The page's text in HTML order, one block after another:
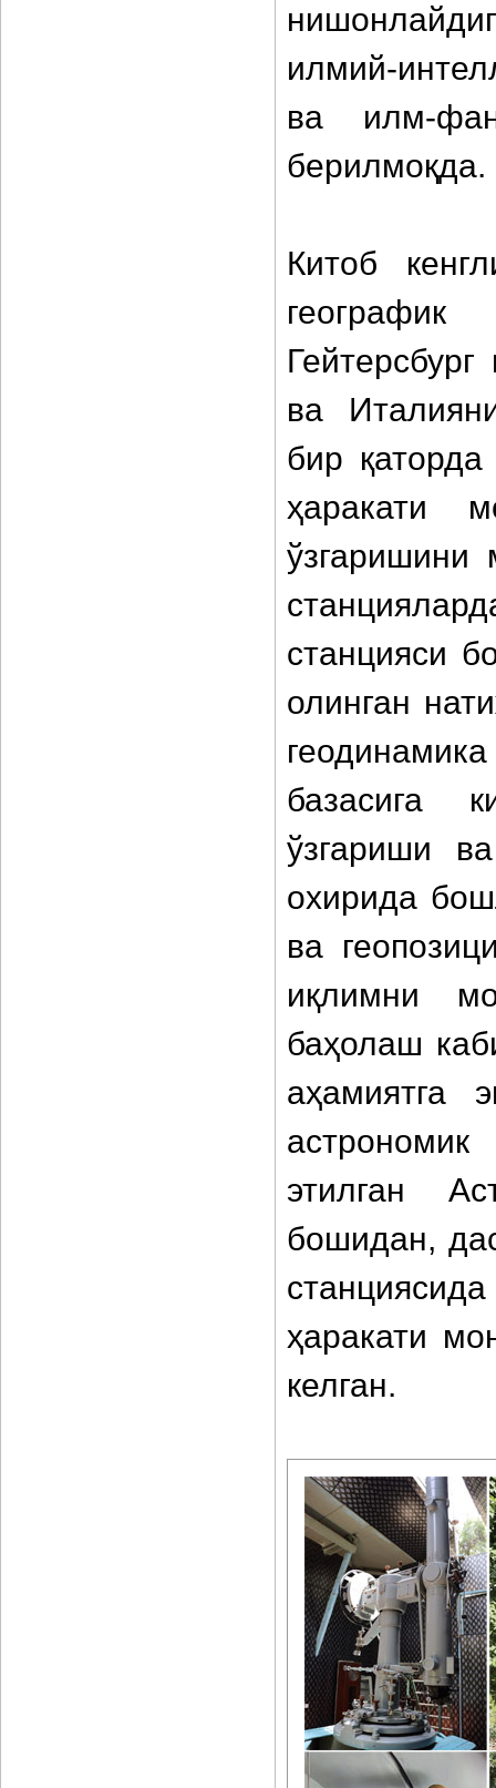
илмий-
ва илм-
берилмоқда.
Китоб
ва
бир қаторда
ҳаракати
ўзгаришини
станцияси
олинган
базасига
ўзгариши
охирида
ва
иқлимни
баҳолаш
аҳамиятга
этилган
бошидан,
ҳаракати
келган.